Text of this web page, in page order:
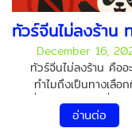
ๆ และบรรยากาศแห่ง
เฉลิมฉลอง ถือเป็นรางวั
ที่สุดให้กับตัวเอง หา
กำลังวางแผนเที่ยวต่
ประเทศในช่วง ปลา
2026 แต่ยังไม่รู้ว่าจะเ
ประเทศไหนดี เราขอแน
5 จุดหมายปลายทางยอ
December 16,
ทัวร์จีนไม่ลงร้าน คืออ
ทำไมถึงเป็นทางเลือ
ที่สุดสำหรับการเที่ยวจี
ใหม่ ทัวร์จีนไม่ลงร้าน
อ่านต่อ